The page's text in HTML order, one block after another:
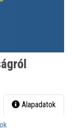
Alapadatok